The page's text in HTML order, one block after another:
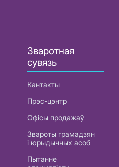
Зваротная
сувязь
Кантакты
Прэс-цэнтр
Офісы продажаў
Звароты грамадзян
і юрыдычных асоб
Пытанне